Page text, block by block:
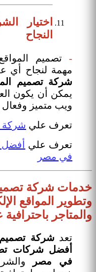
اختيار
النجاح
- تصميم
مهمة لنجاح أي
شركة تصميم
يمكن أن يكون
ويب متميز
تعرف علي شركة
تعرف علي
في مصر
خدمات شركة
وتطوير المواقع
والمتاجر باحترافية
تعد شركة تصميم
أفضل شركات
في مصر